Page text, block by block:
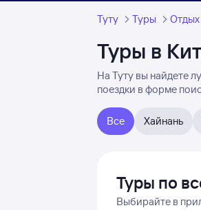
Туту Туры Отдых
Туры в
На Туту вы найдете
поездки в форме
Все Хайнань
Туры по
Выбирайте в